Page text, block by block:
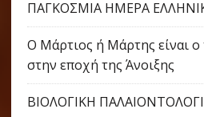
ΠΑΓΚΟΣΜΙΑ ΗΜΕΡΑ
Ο Μάρτιος ή Μάρτης είναι ο
στην εποχή της Άνοιξης
ΒΙΟΛΟΓΙΚΗ